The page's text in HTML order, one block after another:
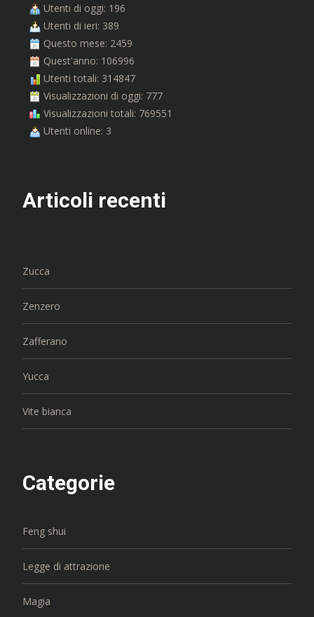
Utenti di oggi: 196
Utenti di ieri: 389
Questo mese: 2459
Quest'anno: 106996
Utenti totali: 314847
Visualizzazioni di oggi: 777
Visualizzazioni totali: 769551
Utenti online: 3
Articoli recenti
Zucca
Zenzero
Zafferano
Yucca
Vite bianca
Categorie
Feng shui
Legge di attrazione
Magia